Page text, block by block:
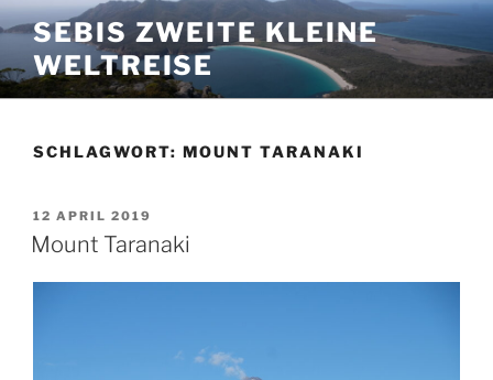
Zum
Inhalt
springen
SEBIS ZWEITE KLEINE
WELTREISE
SCHLAGWORT: MOUNT TARANAKI
VERÖFFENTLICHT
AM
12 APRIL 2019
Mount Taranaki